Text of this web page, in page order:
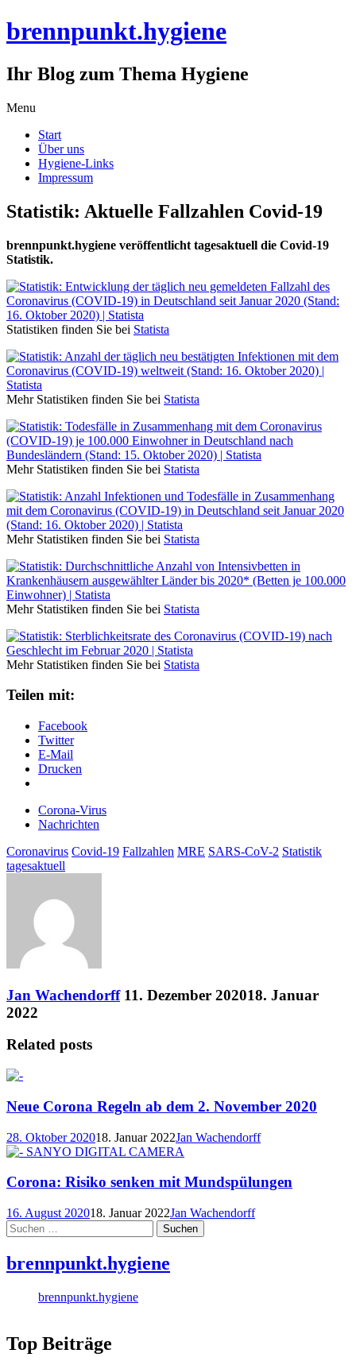
brennpunkt.hygiene
Ihr Blog zum Thema Hygiene
Menu
content
Start
Über uns
Hygiene-Links
Impressum
Statistik: Aktuelle Fallzahlen Covid-19
brennpunkt.hygiene veröffentlicht tagesaktuell die Covid-19
Statistik.
Statistiken finden Sie bei Statista
Mehr Statistiken finden Sie bei Statista
Mehr Statistiken finden Sie bei Statista
Mehr Statistiken finden Sie bei Statista
Mehr Statistiken finden Sie bei Statista
Mehr Statistiken finden Sie bei Statista
Teilen mit:
Facebook
Twitter
E-Mail
Drucken
Corona-Virus
Nachrichten
Coronavirus Covid-19 Fallzahlen MRE SARS-CoV-2 Statistik
tagesaktuell
Jan Wachendorff 11. Dezember 202018. Januar
2022
Related posts
Neue Corona Regeln ab dem 2. November 2020
28. Oktober 202018. Januar 2022Jan Wachendorff
Corona: Risiko senken mit Mundspülungen
16. August 202018. Januar 2022Jan Wachendorff
Suchen
nach:
brennpunkt.hygiene
brennpunkt.hygiene
Top Beiträge